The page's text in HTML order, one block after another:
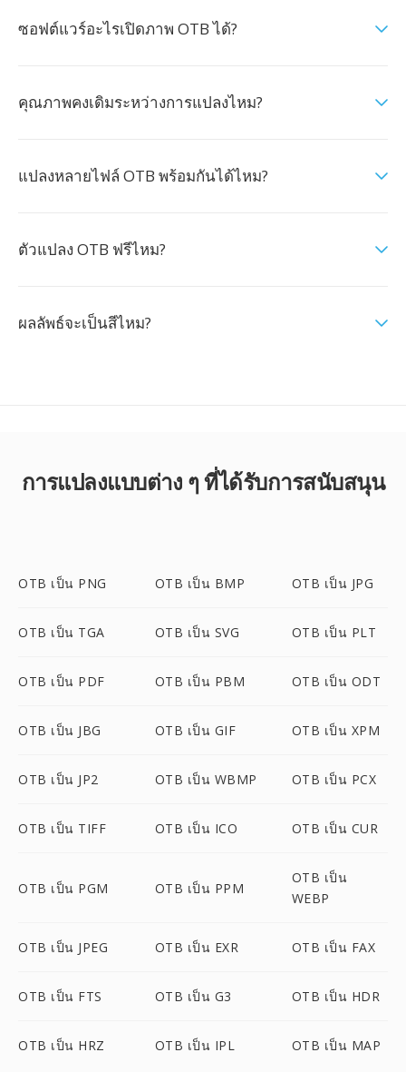
ซอฟต์แวร์อะไรเปิดภาพ OTB ได้?
คุณภาพคงเดิมระหว่างการแปลงไหม?
แปลงหลายไฟล์ OTB พร้อมกันได้ไหม?
ตัวแปลง OTB ฟรีไหม?
ผลลัพธ์จะเป็นสีไหม?
การแปลงแบบต่าง ๆ ที่ได้รับการสนับสนุน
OTB เป็น PNG OTB เป็น BMP OTB เป็น JPG
OTB เป็น TGA OTB เป็น SVG OTB เป็น PLT
OTB เป็น PDF OTB เป็น PBM OTB เป็น ODT
OTB เป็น JBG OTB เป็น GIF OTB เป็น XPM
OTB เป็น JP2 OTB เป็น WBMP OTB เป็น PCX
OTB เป็น TIFF OTB เป็น ICO OTB เป็น CUR
OTB เป็น PGM OTB เป็น PPM
OTB เป็น
WEBP
OTB เป็น JPEG OTB เป็น EXR OTB เป็น FAX
OTB เป็น FTS OTB เป็น G3 OTB เป็น HDR
OTB เป็น HRZ OTB เป็น IPL OTB เป็น MAP